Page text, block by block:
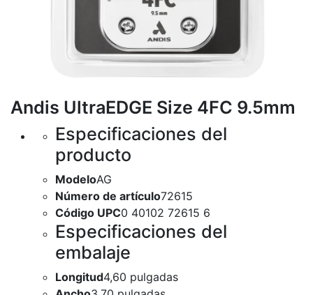
Andis UltraEDGE Size 4FC 9.5mm
Especificaciones del
producto
ModeloAG
Número de artículo72615
Código UPC0 40102 72615 6
Especificaciones del
embalaje
Longitud4,60 pulgadas